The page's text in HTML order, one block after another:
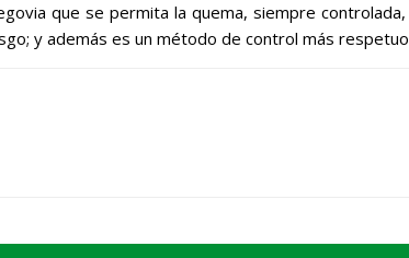
que se permita la quema, siempre
y además es un método de control más